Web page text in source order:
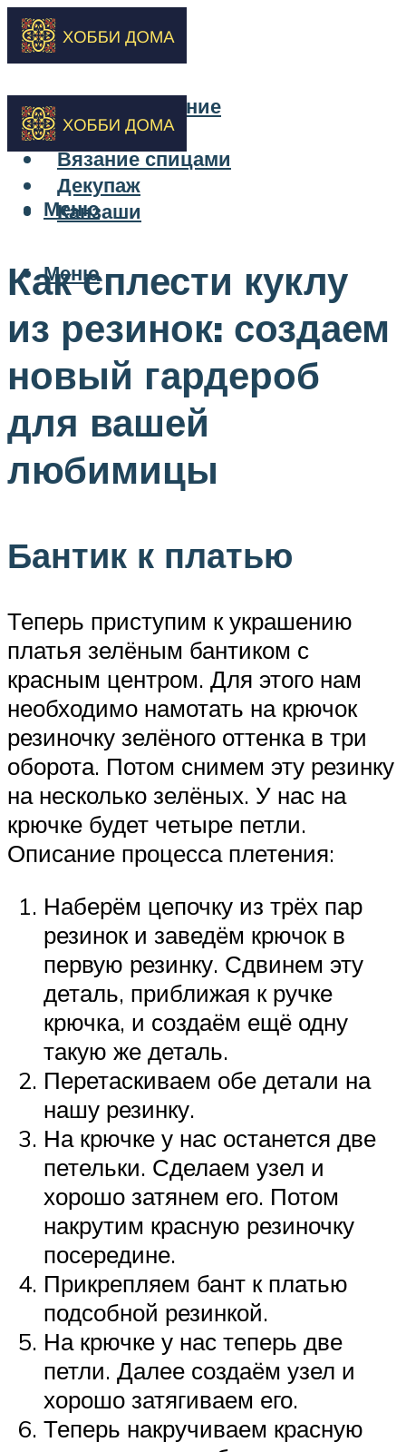
Бисероплетение
Вышивка
Вязание спицами
Декупаж
Канзаши
Меню
Меню
Как сплести куклу
из резинок: создаем
новый гардероб
для вашей
любимицы
Бантик к платью
Теперь приступим к украшению
платья зелёным бантиком с
красным центром. Для этого нам
необходимо намотать на крючок
резиночку зелёного оттенка в три
оборота. Потом снимем эту резинку
на несколько зелёных. У нас на
крючке будет четыре петли.
Описание процесса плетения:
Наберём цепочку из трёх пар
резинок и заведём крючок в
первую резинку. Сдвинем эту
деталь, приближая к ручке
крючка, и создаём ещё одну
такую же деталь.
Перетаскиваем обе детали на
нашу резинку.
На крючке у нас останется две
петельки. Сделаем узел и
хорошо затянем его. Потом
накрутим красную резиночку
посередине.
Прикрепляем бант к платью
подсобной резинкой.
На крючке у нас теперь две
петли. Далее создаём узел и
хорошо затягиваем его.
Теперь накручиваем красную